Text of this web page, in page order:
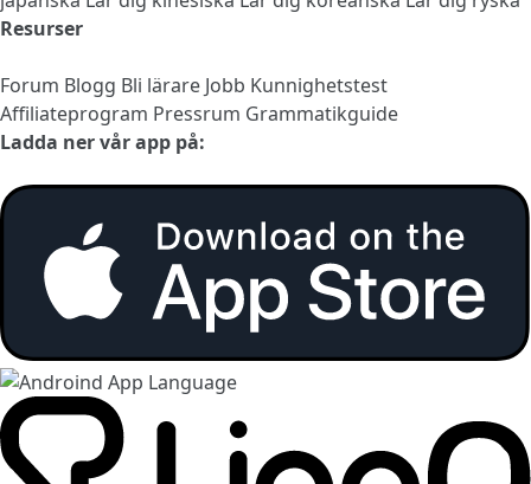
Resurser
Forum Blogg Bli lärare Jobb Kunnighetstest
Affiliateprogram Pressrum Grammatikguide
Ladda ner vår app på: